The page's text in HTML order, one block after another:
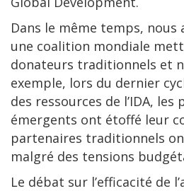
Dans le même temps,
une coalition mondiale
donateurs traditionnels et
exemple, lors du dernier
des ressources de l’IDA, les
émergents ont étoffé leur
partenaires traditionnels
malgré des tensions
Le débat sur l’efficacité de